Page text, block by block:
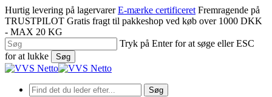
Spring
til
hovedindhold
Hurtig levering på lagervarer E-mærke certificeret Fremragende på
TRUSTPILOT Gratis fragt til pakkeshop ved køb over 1000 DKK
- MAX 20 KG
Tryk på Enter for at søge eller ESC
for at lukke
Søg
Luk
Søg